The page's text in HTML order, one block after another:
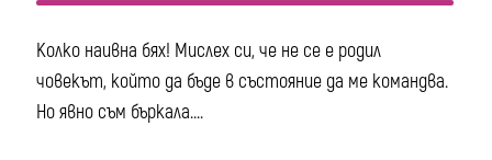
Колко наивна бях! Мислех си, че не се е родил
човекът, който да бъде в състояние да ме командва.
Но явно съм бъркала....